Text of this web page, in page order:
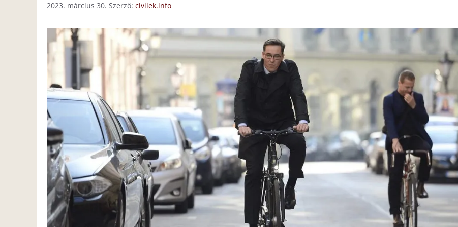
2023. március 30. Szerző: civilek.info